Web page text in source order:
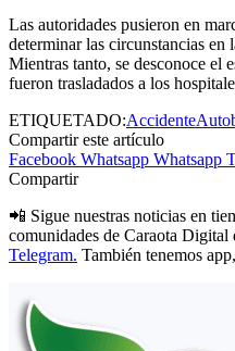
Las autoridades pusieron en
determinar las circunstancias en
Mientras tanto, se desconoce el
fueron trasladados a los
ETIQUETADO:Accidente
Compartir este artículo
Facebook Whatsapp Whatsapp
Compartir
📲 Sigue nuestras noticias en
comunidades de Caraota Digital
Telegram. También tenemos